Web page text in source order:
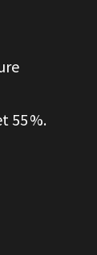
55 %.